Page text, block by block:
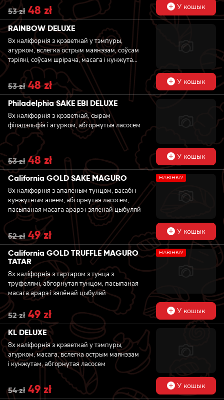
53zł Original
price
was:
53 zł.
48 zł Current
price
is:
48 zł.
У кошык
RAINBOW DELUXE
8x каліфорнія з крэветкай у тэмпуры,
агурком, вслегка острым маянэзам, соўсам
тэріякі, соўсам шрiрача, масага i кунжутам,
абгорнутая ласосем, тунцом, вугром і
крэветкай
53zł Original
price
was:
53 zł.
48złCurrent
price
is:
48 zł.
У кошык
Philadelphia SAKE EBI DELUXE
8x каліфорнія з крэветкай, сырам
філадэльфія і агурком, абгорнутыя ласосем
53zł Original
price
was:
53 zł.
48 zł Current
price
is:
48 zł.
У кошык
California GOLD SAKE MAGURO
8x каліфорнія з апаленым тунцом, васабі і
кунжутным алеем, абгорнутая ласосем,
пасыпаная масага арарэ і зялёнай цыбуляй
НАВIНКА!
52zł Original
price
was:
52 zł.
49zł Current
price
is:
49 zł.
У кошык
California GOLD TRUFFLE MAGURO
TATAR
8x каліфорнія з тартаром з тунца з
труфелямі, абгорнутая тунцом, пасыпаная
масага арарэ і зялёнай цыбуляй
НАВIНКА!
52zł Original
price
was:
52 zł.
49 zł Current
price
is:
49 zł.
У кошык
KL DELUXE
8x каліфорнія з крэветкай у тэмпуры,
агурком, масага, вслегка острым маянэзам
i кунжутам, абгорнутая ласосем
54zł Original
price
49 zł Current
price
У кошык